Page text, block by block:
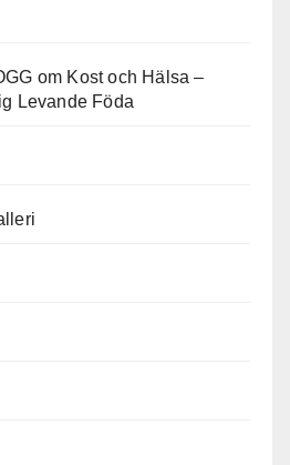
om Kost och Hälsa –
Levande Föda